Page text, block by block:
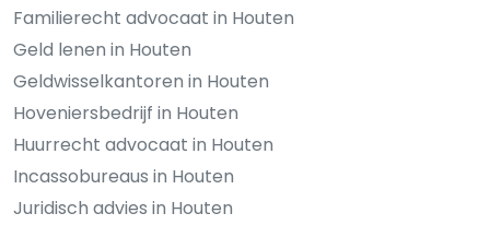
Familierecht advocaat in Houten
Geld lenen in Houten
Geldwisselkantoren in Houten
Hoveniersbedrijf in Houten
Huurrecht advocaat in Houten
Incassobureaus in Houten
Juridisch advies in Houten